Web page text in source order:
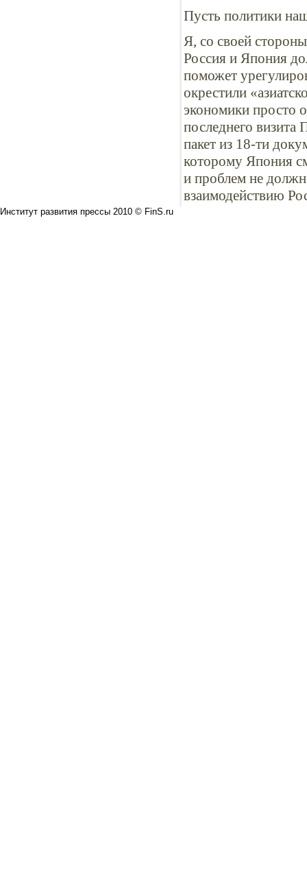
Пусть политики
Я, со своей
Россия и Япония
поможет
окрестили
экономики просто
последнего
пакет из 18-ти
которому Япония
и проблем не
взаимодействию
Институт развития прессы 2010 © FinS.ru